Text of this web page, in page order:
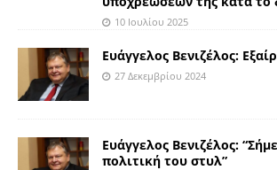
10 Ιουλίου 2025
Ευάγγελος Βενιζέλος:
27 Δεκεμβρίου 2024
Ευάγγελος Βενιζέλος:
πολιτική του στυλ”